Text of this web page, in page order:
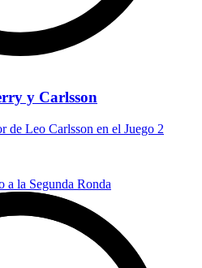
y Carlsson
de Leo Carlsson en el Juego 2